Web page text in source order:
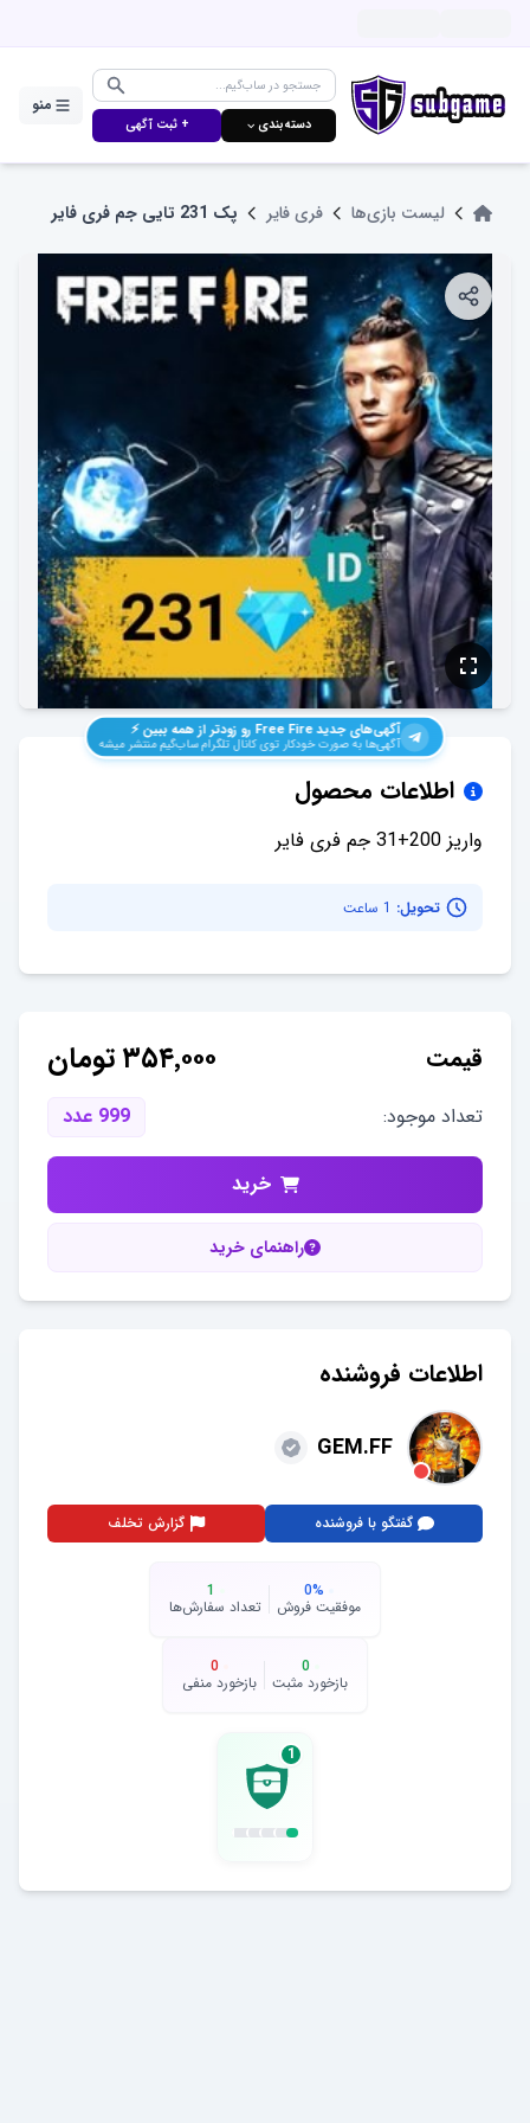
دسته‌بندی ⌵ + ثبت آگهی
منو
لیست بازی‌ها فری فایر پک 231 تایی جم فری فایر
آگهی‌های جدیدFree Fire رو زودتر از همه ببین ⚡️
آگهی‌ها به صورت خودکار توی کانال تلگرام ساب‌گیم منتشر میشه
اطلاعات محصول
واریز 200+31 جم فری فایر
تحویل: 1 ساعت
قیمت ۳۵۴٬۰۰۰تومان
تعداد موجود: 999 عدد
خرید
راهنمای خرید
اطلاعات فروشنده
GEM.FF
گفتگو با فروشنده گزارش تخلف
0%
موفقیت فروش
1
تعداد سفارش‌ها
0
بازخورد مثبت
0
بازخورد منفی
1